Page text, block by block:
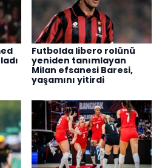
Futbolda libero rolünü
yeniden tanımlayan
Milan efsanesi Baresi,
yaşamını yitirdi